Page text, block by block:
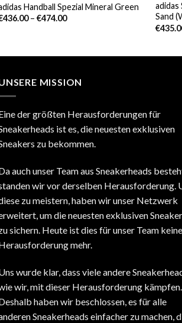
Handball Spezial Mineral Green
436.00– €474.00
adidas
Sand
€
MISSION
der größten Herausforderungen für
ist es, die neuesten exklusiven
zu bekommen.
auch unser Team aus Sneakerheads
wir vor derselben Herausforderung.
zu meistern, haben wir unser Netzwerk
um die neuesten exklusiven
sichern. Heute ist dies für unser Team keine
mehr.
wurde klar, dass viele andere
wir, mit dieser Herausforderung kämpfen.
haben wir beschlossen, es für alle
Sneakerheads einfacher zu machen,